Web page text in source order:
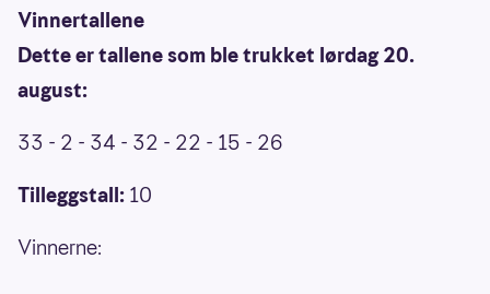
Vinnertallene
Dette er tallene som ble trukket lørdag 20.
august:
33 - 2 - 34 - 32 - 22 - 15 - 26
Tilleggstall: 10
Vinnerne: